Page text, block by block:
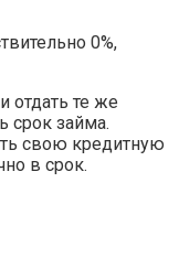
0%,
отдать те же
срок займа.
свою кредитную
в срок.